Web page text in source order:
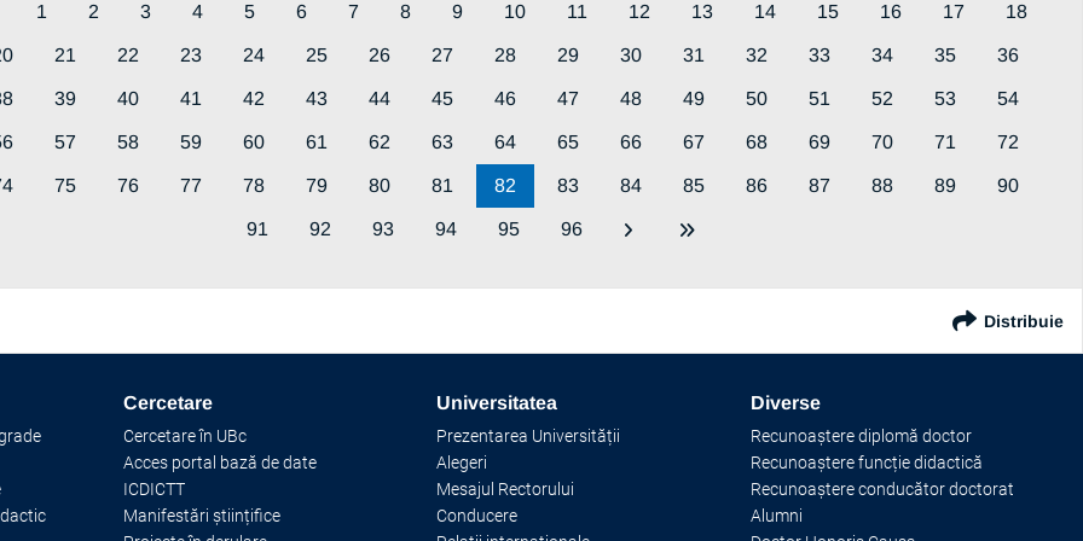
1 2 3 4 5 6 7 8 9 10 11 12 13 14 15 16 17 18
21 22 23 24 25 26 27 28 29 30 31 32 33 34 35 36
39 40 41 42 43 44 45 46 47 48 49 50 51 52 53 54
57 58 59 60 61 62 63 64 65 66 67 68 69 70 71 72
75 76 77 78 79 80 81 82 83 84 85 86 87 88 89 90
91 92 93 94 95 96
Distribuie
Cercetare
Cercetare în UBc
Acces portal bază de date
ICDICTT
Manifestări științifice
Universitatea
Prezentarea Universității
Alegeri
Mesajul Rectorului
Conducere
Diverse
Recunoaștere diplomă doctor
Recunoaștere funcție didactică
Recunoaștere conducător doctorat
Alumni